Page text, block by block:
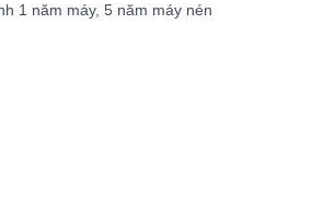
1 năm máy, 5 năm máy nén